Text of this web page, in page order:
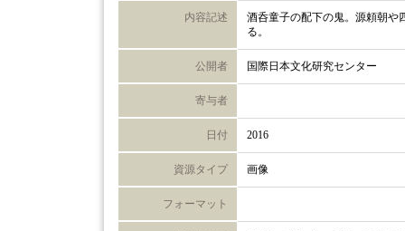
内容記述
酒呑童子の配下の鬼。源頼朝や
る。
公開者 国際日本文化研究センター
寄与者
日付 2016
資源タイプ 画像
フォーマット